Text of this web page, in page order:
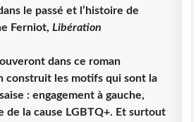
le passé et l’histoire de
Ferniot, Libération
dans ce roman
construit les motifs qui sont la
: engagement à gauche,
de la cause LGBTQ+. Et surtout